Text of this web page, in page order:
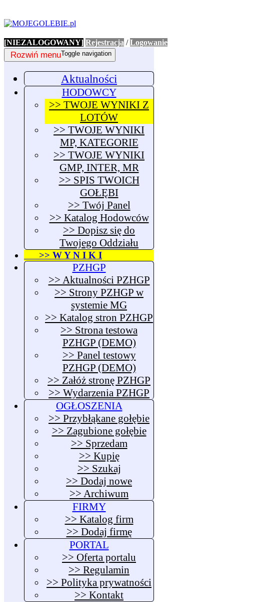
[NIEZALOGOWANY] Rejestracja /Logowanie
Toggle navigation
Rozwiń menu
Aktualności
HODOWCY
>> TWOJE WYNIKI Z
LOTÓW
>> TWOJE WYNIKI
MP, KATEGORIE
>> TWOJE WYNIKI
GMP, INTER, MR
>> SPIS TWOICH
GOŁĘBI
>> Twój Panel
>> Katalog Hodowców
>> Dopisz się do
Twojego Oddziału
>> W Y N I K I
PZHGP
>> Aktualności PZHGP
>> Strony PZHGP w
systemie MG
>> Katalog stron PZHGP
>> Strona testowa
PZHGP (DEMO)
>> Panel testowy
PZHGP (DEMO)
>> Załóż stronę PZHGP
>> Wydarzenia PZHGP
OGŁOSZENIA
>> Przybłąkane gołębie
>> Zagubione gołębie
>> Sprzedam
>> Kupię
>> Szukaj
>> Dodaj nowe
>> Archiwum
FIRMY
>> Katalog firm
>> Dodaj firmę
PORTAL
>> Oferta portalu
>> Regulamin
>> Polityka prywatności
>> Kontakt